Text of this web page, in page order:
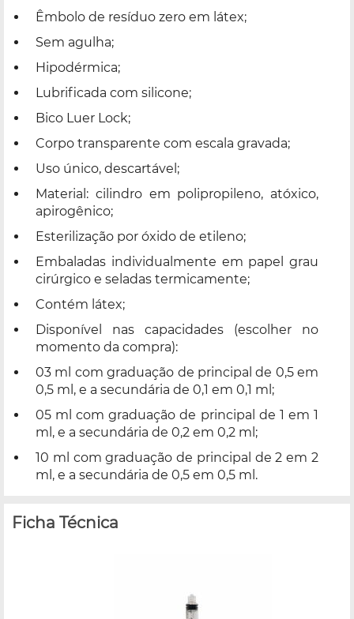
Êmbolo de resíduo zero em látex;
Sem agulha;
Hipodérmica;
Lubrificada com silicone;
Bico Luer Lock;
Corpo transparente com escala gravada;
Uso único, descartável;
Material: cilindro em polipropileno, atóxico,
apirogênico;
Esterilização por óxido de etileno;
Embaladas individualmente em papel grau
cirúrgico e seladas termicamente;
Contém látex;
Disponível nas capacidades (escolher no
momento da compra):
03 ml com graduação de principal de 0,5 em
0,5 ml, e a secundária de 0,1 em 0,1 ml;
05 ml com graduação de principal de 1 em 1
ml, e a secundária de 0,2 em 0,2 ml;
10 ml com graduação de principal de 2 em 2
ml, e a secundária de 0,5 em 0,5 ml.
Ficha Técnica